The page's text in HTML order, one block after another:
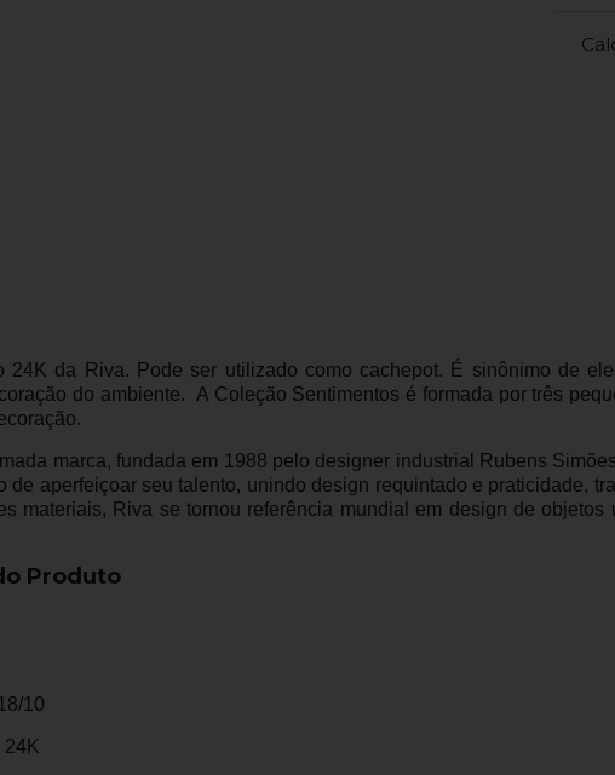
24K da Riva. Pode ser utilizado como cachepot. É sinônimo de
do ambiente. A Coleção Sentimentos é formada por três
marca, fundada em 1988 pelo designer industrial Rubens
de aperfeiçoar seu talento, unindo design requintado e praticidade,
materiais, Riva se tornou referência mundial em design de
Produto
10
24K